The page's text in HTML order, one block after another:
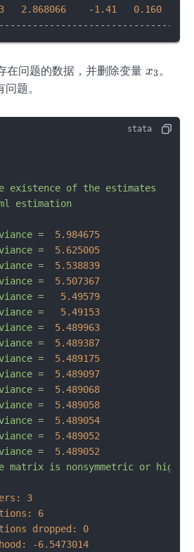
2.868066
    -
1.41 0.160
在问题的数据，并删除变量 x
x3。
题。
existence of the estimates
estimation
=
5.984675
=
5.625005
=
5.538839
=
5.507367
=
5.49579
=
5.49153
=
5.489963
=
5.489387
=
5.489175
=
5.489097
=
5.489068
=
5.489058
=
5.489054
=
5.489052
=
5.489052
matrix is nonsymmetric or highly
3
6
dropped:
0
-6.5473014